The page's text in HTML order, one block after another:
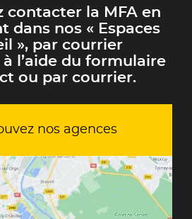
contacter la MFA en
dans nos « Espaces
», par courrier
l’aide du formulaire
ou par courrier.
nos agences